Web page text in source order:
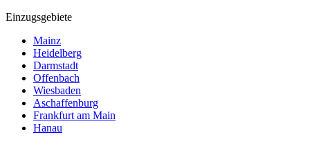
Einzugsgebiete
Mainz
Heidelberg
Darmstadt
Offenbach
Wiesbaden
Aschaffenburg
Frankfurt am Main
Hanau